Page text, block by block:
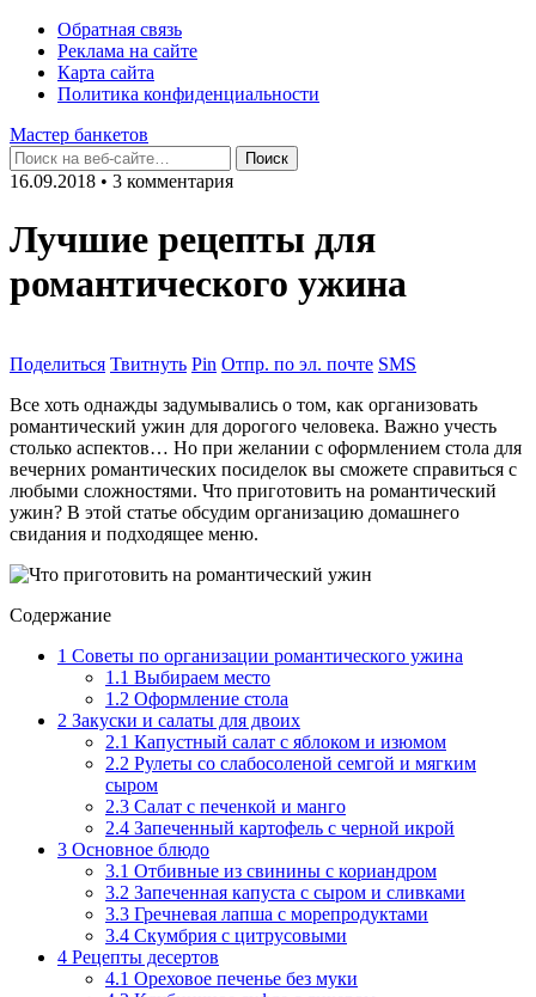
Обратная связь
Реклама на сайте
Карта сайта
Политика конфиденциальности
Мастер банкетов
16.09.2018 • 3 комментария
Лучшие рецепты для
романтического ужина
Поделиться Твитнуть Pin Отпр. по эл. почте SMS
Все хоть однажды задумывались о том, как организовать
романтический ужин для дорогого человека. Важно учесть
столько аспектов… Но при желании с оформлением стола для
вечерних романтических посиделок вы сможете справиться с
любыми сложностями. Что приготовить на романтический
ужин? В этой статье обсудим организацию домашнего
свидания и подходящее меню.
Содержание
1 Советы по организации романтического ужина
1.1 Выбираем место
1.2 Оформление стола
2 Закуски и салаты для двоих
2.1 Капустный салат с яблоком и изюмом
2.2 Рулеты со слабосоленой семгой и мягким
сыром
2.3 Салат с печенкой и манго
2.4 Запеченный картофель с черной икрой
3 Основное блюдо
3.1 Отбивные из свинины с кориандром
3.2 Запеченная капуста с сыром и сливками
3.3 Гречневая лапша с морепродуктами
3.4 Скумбрия с цитрусовыми
4 Рецепты десертов
4.1 Ореховое печенье без муки